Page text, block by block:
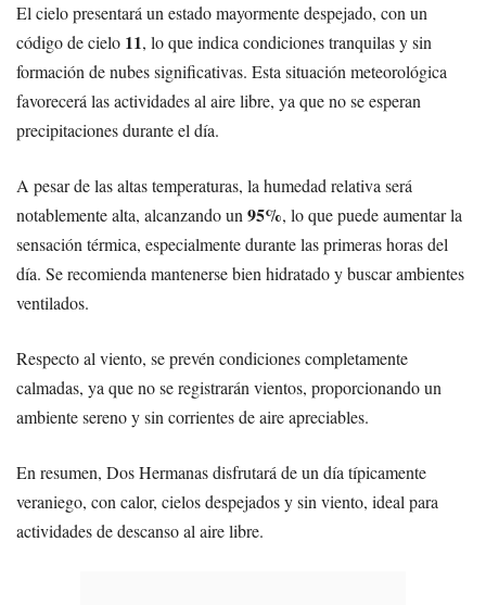
El cielo presentará un estado mayormente despejado, con un
código de cielo 11, lo que indica condiciones tranquilas y sin
formación de nubes significativas. Esta situación meteorológica
favorecerá las actividades al aire libre, ya que no se esperan
precipitaciones durante el día.
A pesar de las altas temperaturas, la humedad relativa será
notablemente alta, alcanzando un95%, lo que puede aumentar la
sensación térmica, especialmente durante las primeras horas del
día. Se recomienda mantenerse bien hidratado y buscar ambientes
ventilados.
Respecto al viento, se prevén condiciones completamente
calmadas, ya que no se registrarán vientos, proporcionando un
ambiente sereno y sin corrientes de aire apreciables.
En resumen, Dos Hermanas disfrutará de un día típicamente
veraniego, con calor, cielos despejados y sin viento, ideal para
actividades de descanso al aire libre.